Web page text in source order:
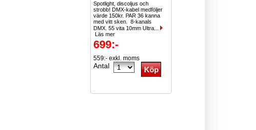
Spotlight, discoljus och
strobb! DMX-kabel medföljer
värde 150kr. PAR 36 kanna
med vitt sken. 8-kanals
DMX. 55 vita 10mm Ultra...
Läs mer
699:-
559:- exkl. moms
Antal